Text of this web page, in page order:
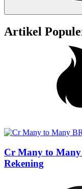
Artikel
Cr Many to
Rekening